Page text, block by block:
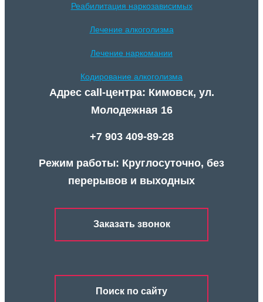
Реабилитация наркозависимых
Лечение алкоголизма
Лечение наркомании
Кодирование алкоголизма
Адрес call-центра: Кимовск, ул.
Молодежная 16
+7 903 409-89-28
Режим работы: Круглосуточно, без
перерывов и выходных
Заказать звонок
Поиск по сайту